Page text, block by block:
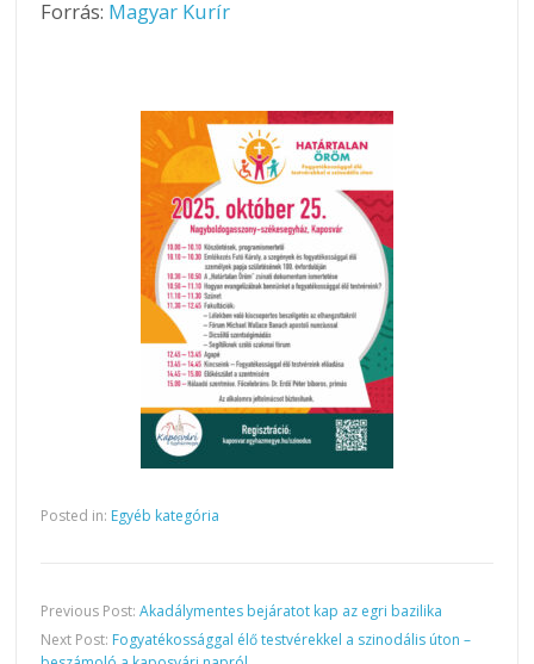
Forrás: Magyar Kurír
Posted in: Egyéb kategória
Previous Post:Akadálymentes bejáratot kap az egri bazilika
Next Post: Fogyatékossággal élő testvérekkel a szinodális úton –